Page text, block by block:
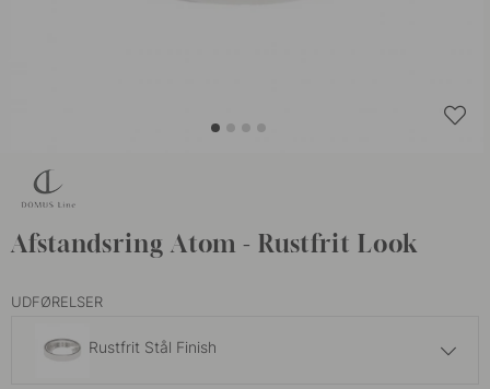
Afstandsring Atom - Rustfrit Look
UDFØRELSER
Rustfrit Stål Finish